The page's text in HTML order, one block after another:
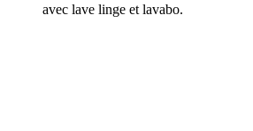
avec lave linge et lavabo.